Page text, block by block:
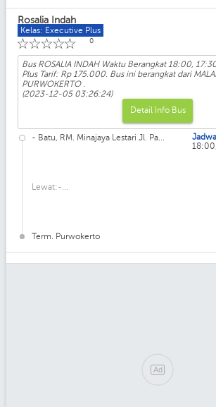
Rosalia Indah
Kelas: Executive Plus
☆
☆
☆
☆
☆ 0
Bus ROSALIA INDAH Waktu Berangkat 18:00,
Plus Tarif: Rp 175.000. Bus ini berangkat dari
PURWOKERTO .
(2023-12-05 03:26:24)
Detail Info Bus
- Batu, RM. Minajaya Lestari Jl. Pa...
Lewat:-...
Term. Purwokerto